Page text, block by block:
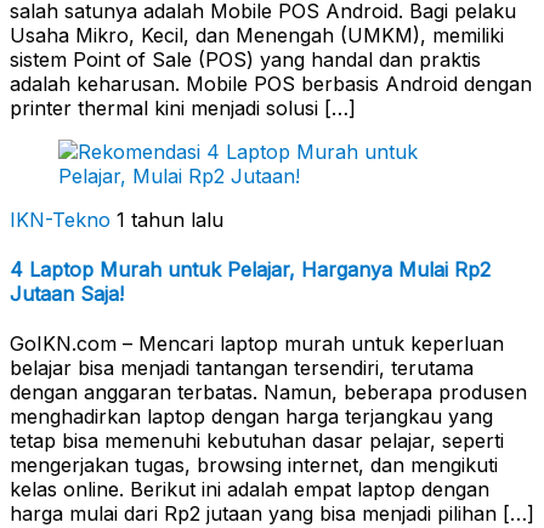
salah satunya adalah Mobile POS Android. Bagi pelaku
Usaha Mikro, Kecil, dan Menengah (UMKM), memiliki
sistem Point of Sale (POS) yang handal dan praktis
adalah keharusan. Mobile POS berbasis Android dengan
printer thermal kini menjadi solusi […]
IKN-Tekno 1 tahun lalu
4 Laptop Murah untuk Pelajar, Harganya Mulai Rp2
Jutaan Saja!
GoIKN.com – Mencari laptop murah untuk keperluan
belajar bisa menjadi tantangan tersendiri, terutama
dengan anggaran terbatas. Namun, beberapa produsen
menghadirkan laptop dengan harga terjangkau yang
tetap bisa memenuhi kebutuhan dasar pelajar, seperti
mengerjakan tugas, browsing internet, dan mengikuti
kelas online. Berikut ini adalah empat laptop dengan
harga mulai dari Rp2 jutaan yang bisa menjadi pilihan […]